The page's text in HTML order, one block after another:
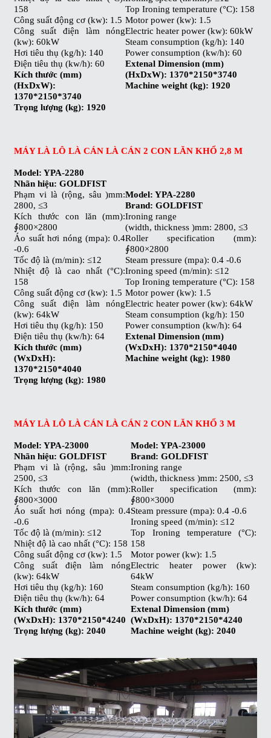
158
Công suất động cơ (kw): 1.5
Công suất điện làm nóng
(kw): 60kW
Hơi tiêu thụ (kg/h): 140
Điện tiêu thụ (kw/h): 60
Kích thước (mm)
(HxDxW):
1370*2150*3740
Trọng lượng (kg): 1920
Top Ironing temperature (°C): 158
Motor power (kw): 1.5
Electric heater power (kw): 60kW
Steam consumption (kg/h): 140
Power consumption (kw/h): 60
Extenal Dimension (mm)
(HxDxW): 1370*2150*3740
Machine weight (kg): 1920
MÁY LÀ LÔ LÀ CÁN LÀ CÁN 2 CON LĂN KHỔ 2,8 M
Model: YPA-2280
Nhãn hiệu: GOLDFIST
Phạm vi là (rộng, sâu )mm:
2800, ≤3
Kích thước con lăn (mm):
∮800×2800
Áo suất hơi nóng (mpa): 0.4
-0.6
Tốc độ là (m/min): ≤12
Nhiệt độ là cao nhất (°C):
158
Công suất động cơ (kw): 1.5
Công suất điện làm nóng
(kw): 64kW
Hơi tiêu thụ (kg/h): 150
Điện tiêu thụ (kw/h): 64
Kích thước (mm)
(WxDxH):
1370*2150*4040
Trọng lượng (kg): 1980
Model: YPA-2280
Brand: GOLDFIST
Ironing range
(width, thickness )mm: 2800, ≤3
Roller specification (mm):
∮800×2800
Steam pressure (mpa): 0.4 -0.6
Ironing speed (m/min): ≤12
Top Ironing temperature (°C): 158
Motor power (kw): 1.5
Electric heater power (kw): 64kW
Steam consumption (kg/h): 150
Power consumption (kw/h): 64
Extenal Dimension (mm)
(WxDxH): 1370*2150*4040
Machine weight (kg): 1980
MÁY LÀ LÔ LÀ CÁN LÀ CÁN 2 CON LĂN KHỔ 3 M
Model: YPA-23000
Nhãn hiệu: GOLDFIST
Phạm vi là (rộng, sâu )mm:
2500, ≤3
Kích thước con lăn (mm):
∮800×3000
Áo suất hơi nóng (mpa): 0.4
-0.6
Tốc độ là (m/min): ≤12
Nhiệt độ là cao nhất (°C): 158
Công suất động cơ (kw): 1.5
Công suất điện làm nóng
(kw): 64kW
Hơi tiêu thụ (kg/h): 160
Điện tiêu thụ (kw/h): 64
Kích thước (mm)
(WxDxH): 1370*2150*4240
Trọng lượng (kg): 2040
Model: YPA-23000
Brand: GOLDFIST
Ironing range
(width, thickness )mm: 2500, ≤3
Roller specification (mm):
∮800×3000
Steam pressure (mpa): 0.4 -0.6
Ironing speed (m/min): ≤12
Top Ironing temperature (°C):
158
Motor power (kw): 1.5
Electric heater power (kw):
64kW
Steam consumption (kg/h): 160
Power consumption (kw/h): 64
Extenal Dimension (mm)
(WxDxH): 1370*2150*4240
Machine weight (kg): 2040